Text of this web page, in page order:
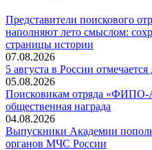
Представители поискового
наполняют лето смыслом:
страницы истории
07.08.2026
5 августа в России
05.08.2026
Поисковикам отряда «ФИПО-
общественная награда
04.08.2026
Выпускники Академии
органов МЧС России